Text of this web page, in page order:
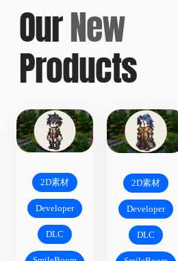
OurNew
Products
2D素材
Developer
DLC
2D素材
Developer
DLC